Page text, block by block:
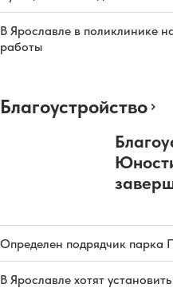
В Ярославле в поликлинике
работы
Благоустройство
Определен подрядчик парка
В Ярославле хотят